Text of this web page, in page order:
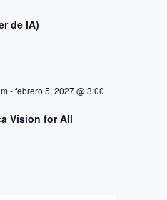
de IA)
-febrero 5, 2027 @ 3:00
Vision for All